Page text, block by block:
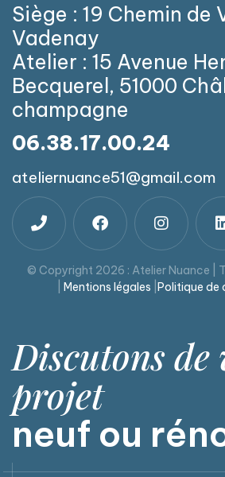
Siège : 19 Chemin de
Vadenay
Atelier : 15 Avenue
Becquerel, 51000
champagne
06.38.17.00.24
ateliernuance51@gmail.com
© Copyright 2026 : Atelier Nuance |
Mentions légales Politique de
Discutons de
projet
neuf ou